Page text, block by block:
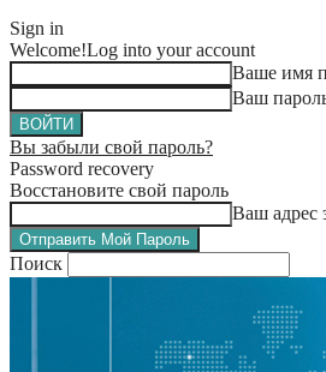
Sign in
Welcome!Log into your account
Ваше имя
Ваш
Вы забыли свой пароль?
Password recovery
Восстановите свой пароль
Ваш адрес
Поиск